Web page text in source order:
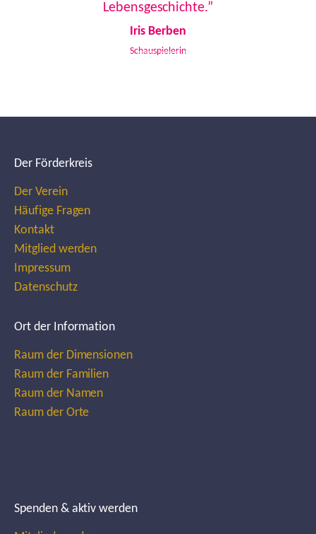
Lebensgeschichte.”
Iris Berben
Schauspielerin
Der Förderkreis
Der Verein
Häufige Fragen
Kontakt
Mitglied werden
Impressum
Datenschutz
Ort der Information
Raum der Dimensionen
Raum der Familien
Raum der Namen
Raum der Orte
Spenden & aktiv werden